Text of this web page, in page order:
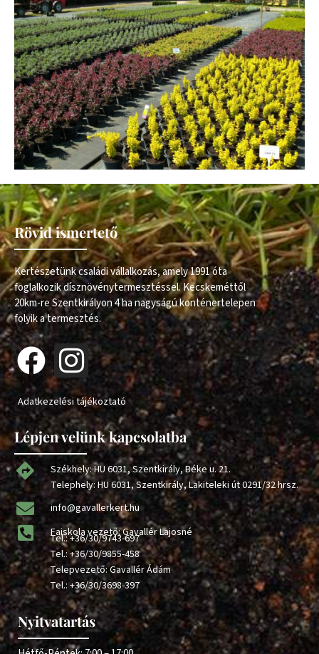
Rövid ismertető
Kertészetünk családi vállalkozás, amely 1991 óta
foglalkozik dísznövénytermesztéssel. Kecskeméttől
20km-re Szentkirályon 4 ha nagyságú konténertelepen
folyik a termesztés.
Adatkezelési tájékoztató
Lépjen velünk kapcsolatba
Székhely: HU 6031, Szentkirály, Béke u. 21.
Telephely: HU 6031, Szentkirály, Lakiteleki út 0291/32 hrsz.
info@gavallerkert.hu
Faiskola vezető: Gavallér Lajosné
Tel.:+36/30/9743-697
Tel.:+36/30/9855-458
Telepvezető: Gavallér Ádám
Tel.:+36/30/3698-397
Nyitvatartás